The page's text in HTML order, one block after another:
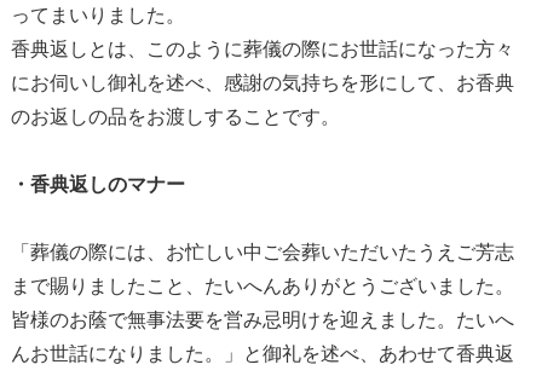
ってまいりました。
香典返しとは、このように葬儀の際にお世話になった方々
にお伺いし御礼を述べ、感謝の気持ちを形にして、お香典
のお返しの品をお渡しすることです。
・香典返しのマナー
「葬儀の際には、お忙しい中ご会葬いただいたうえご芳志
まで賜りましたこと、たいへんありがとうございました。
皆様のお蔭で無事法要を営み忌明けを迎えました。たいへ
んお世話になりました。」と御礼を述べ、あわせて香典返